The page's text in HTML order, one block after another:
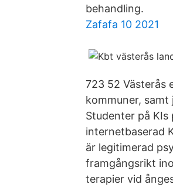
behandling.
Zafafa 10 2021
723 52 Västerås
kommuner,
Studenter på
internetbaserad
är legitimerad
framgångsrikt
terapier vid